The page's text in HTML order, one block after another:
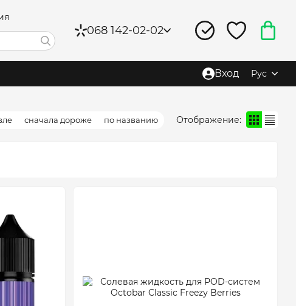
068 142-02-02
Вход Рус
сначала дороже по названию Отображение: